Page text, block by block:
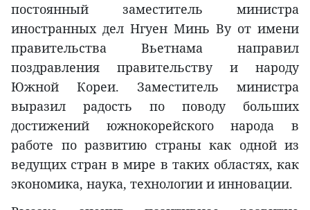
постоянный заместитель министра
иностранных дел Нгуен Минь Ву от имени
правительства Вьетнама направил
поздравления правительству и народу
Южной Кореи. Заместитель министра
выразил радость по поводу больших
достижений южнокорейского народа в
работе по развитию страны как одной из
ведущих стран в мире в таких областях, как
экономика, наука, технологии и инновации.